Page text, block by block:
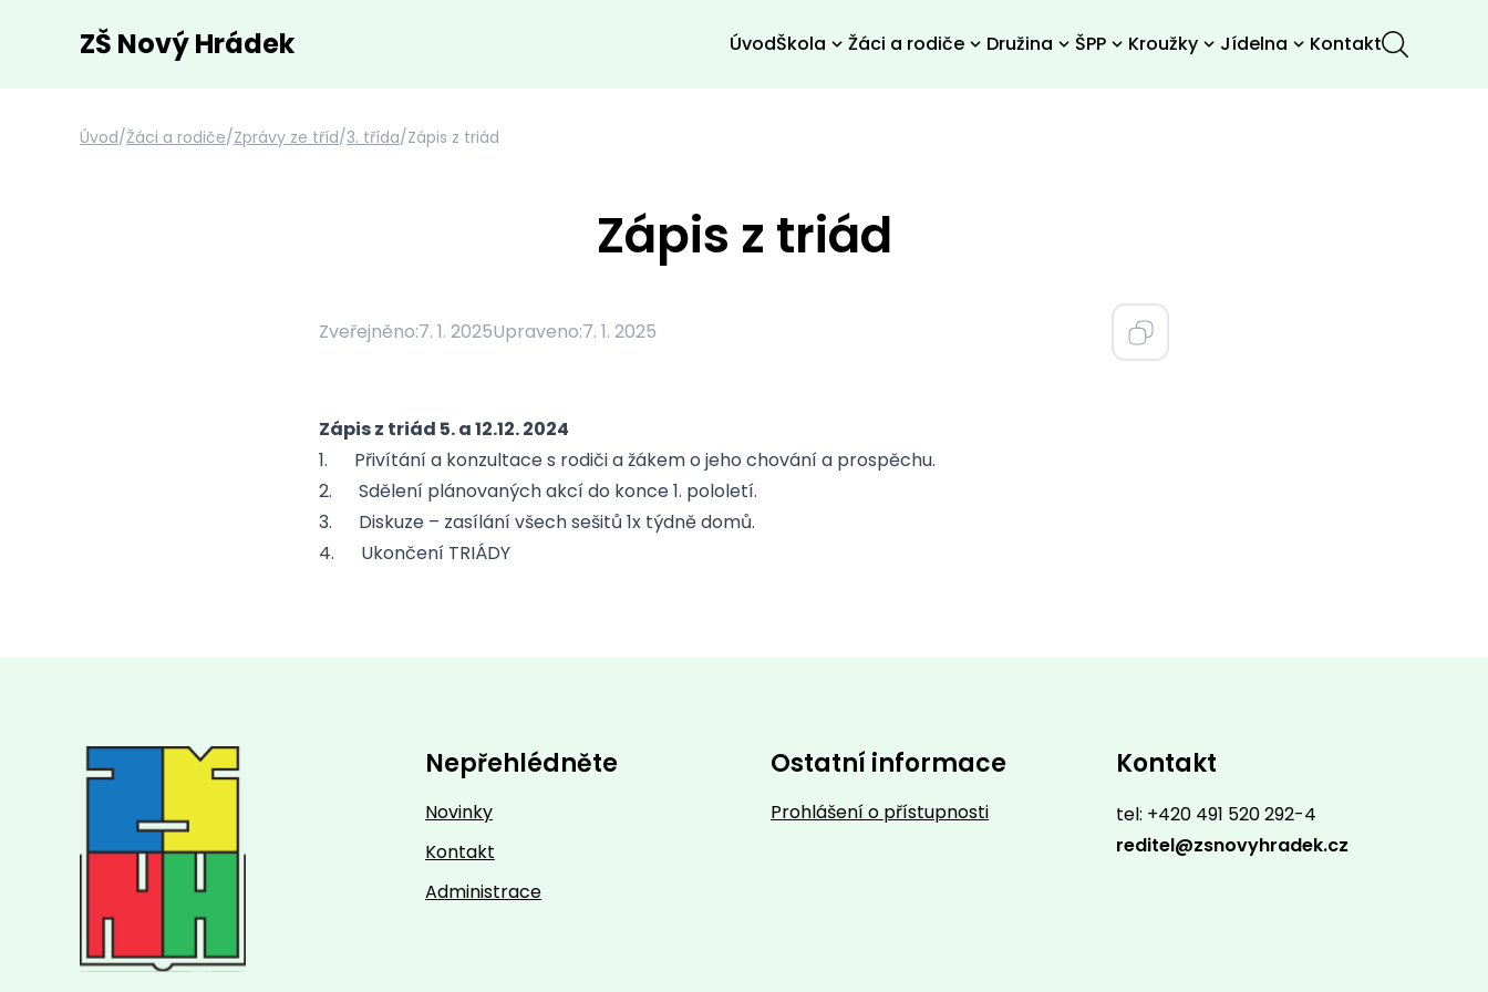
ZŠ Nový Hrádek ÚvodŠkola Žáci a rodiče Družina ŠPP Kroužky Jídelna Kontakt
Úvod/Žáci a rodiče/Zprávy ze tříd/3. třída/Zápis z triád
Zápis z triád
Zveřejněno:7. 1. 2025Upraveno:7. 1. 2025
Zápis z triád 5. a 12.12. 2024
1. Přivítání a konzultace s rodiči a žákem o jeho chování a prospěchu.
2. Sdělení plánovaných akcí do konce 1. pololetí.
3. Diskuze – zasílání všech sešitů 1x týdně domů.
4. Ukončení TRIÁDY
Nepřehlédněte
Novinky
Kontakt
Administrace
Ostatní informace
Prohlášení o přístupnosti
Kontakt
tel: +420 491 520 292-4
reditel@zsnovyhradek.cz